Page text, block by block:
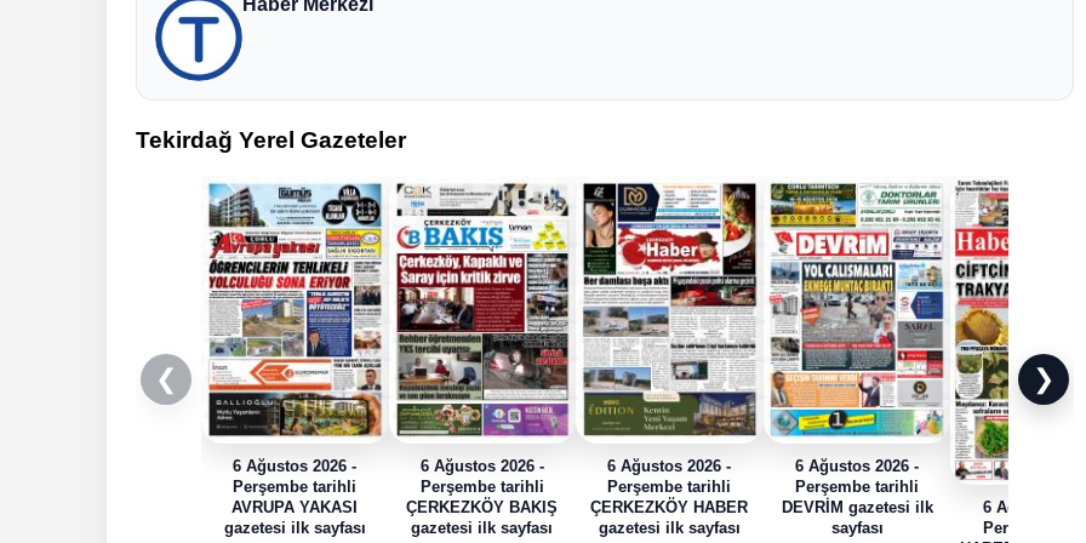
Tekirdağ Yerel Gazeteler
❮
6 Ağustos 2026 -
Perşembe tarihli
AVRUPA YAKASI
gazetesi ilk sayfası
6 Ağustos 2026 -
Perşembe tarihli
ÇERKEZKÖY BAKIŞ
gazetesi ilk sayfası
6 Ağustos 2026 -
Perşembe tarihli
ÇERKEZKÖY HABER
gazetesi ilk sayfası
6 Ağustos 2026 -
Perşembe tarihli
DEVRİM gazetesi ilk
sayfası
6 Ağustos
Perşembe
❯